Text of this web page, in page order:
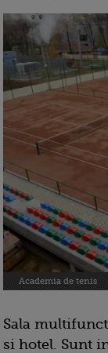
Academia de tenis
Sala
si hotel. Sunt